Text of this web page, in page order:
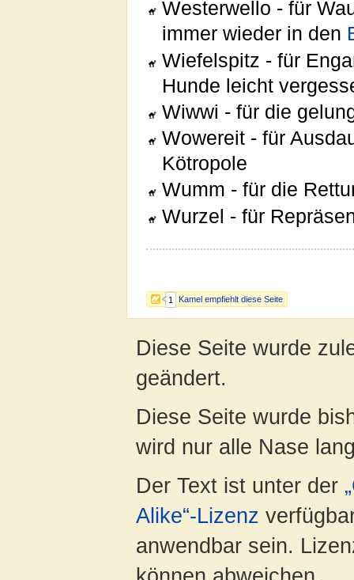
1 Kamel empfiehlt diese Seite
Westerwello - für
immer wieder in den
Wiefelspitz - für
Hunde leicht
Wiwwi - für die
Wowereit - für
Kötropole
Wumm - für die
Wurzel - für
Diese Seite wurde
geändert.
Diese Seite wurde
wird nur alle Nase
Der Text ist unter der
Alike“-Lizenz
anwendbar sein.